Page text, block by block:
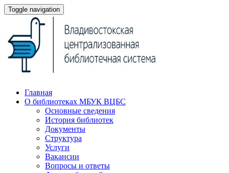
Toggle navigation
Главная
О библиотеках МБУК ВЦБС
Основные сведения
История библиотек
Документы
Структура
Услуги
Вакансии
Вопросы и ответы